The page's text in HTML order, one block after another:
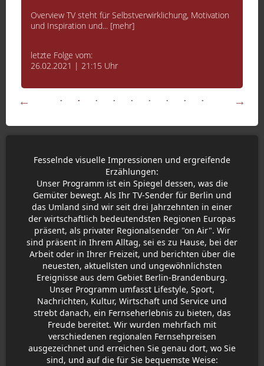
Overview TV steht für Selbstverwirklichung, Motivation
und Inspiration und... [mehr]
letzte Folge vom:
26.02.2021 | 21:15 Uhr
Fesselnde visuelle Impressionen und ergreifende
Erzählungen:
Unser Programm ist ein Spiegel dessen, was die
Gemüter bewegt. Als Ihr TV-Sender für Berlin und
das Umland sind wir seit drei Jahrzehnten in einer
der wirtschaftlich bedeutendsten Regionen Europas
präsent, als privater Regionalsender "on Air". Wir
sind präsent in Ihrem Alltag, sei es zu Hause, bei der
Arbeit oder in Ihrer Freizeit, und berichten über die
neuesten, aktuellsten und ungewöhnlichsten
Ereignisse aus dem Gebiet Berlin-Brandenburg.
Unser Programm umfasst Lifestyle, Sport,
Nachrichten, Kultur, Wirtschaft und Service und
strebt danach, ein Fernseherlebnis zu bieten, das
Freude bereitet. Wir wurden mehrfach mit
verschiedenen regionalen Fernsehpreisen
ausgezeichnet und erreichen Sie genau dort, wo Sie
sind, und auf die für Sie bequemste Weise: